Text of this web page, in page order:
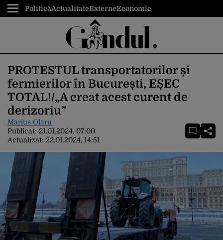
PoliticăActualitateExterneEconomic
PROTESTUL transportatorilor și
fermierilor în București, EȘEC
TOTAL!/„A creat acest curent de
derizoriu”
Marius Olaru
Publicat: 21.01.2024, 07:00
Actualizat: 22.01.2024, 14:51